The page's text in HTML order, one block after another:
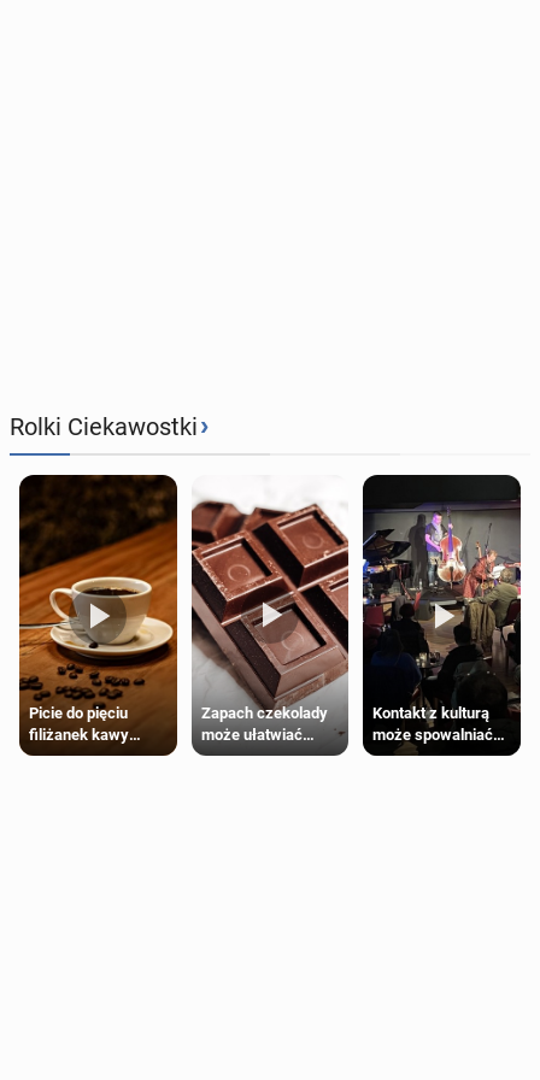
Rolki Ciekawostki›
Picie do pięciu
filiżanek kawy
dziennie jest
Zapach czekolady
może ułatwiać
trening siłowy
Kontakt z kulturą
może spowalniać
starzenie